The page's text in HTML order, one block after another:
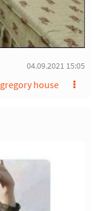
04.09.2021 15:05
gregory house